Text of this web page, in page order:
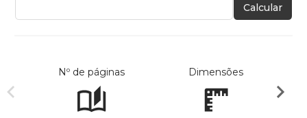
Calcular
Nº de páginas Dimensões